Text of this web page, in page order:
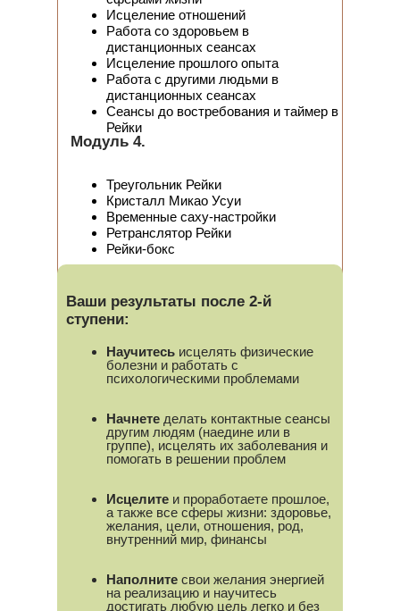
Исцеление отношений
Работа со здоровьем в
дистанционных сеансах
Исцеление прошлого опыта
Работа с другими людьми в
дистанционных сеансах
Сеансы до востребования и таймер в
Рейки
Модуль 4.
Треугольник Рейки
Кристалл Микао Усуи
Временные саху-настройки
Ретранслятор Рейки
Рейки-бокс
Ваши результаты после 2-й
ступени:
Научитесь исцелять физические
болезни и работать с
психологическими проблемами
Начнете делать контактные сеансы
другим людям (наедине или в
группе), исцелять их заболевания и
помогать в решении проблем
Исцелите и проработаете прошлое,
а также все сферы жизни: здоровье,
желания, цели, отношения, род,
внутренний мир, финансы
Наполните свои желания энергией
на реализацию и научитесь
достигать любую цель легко и без